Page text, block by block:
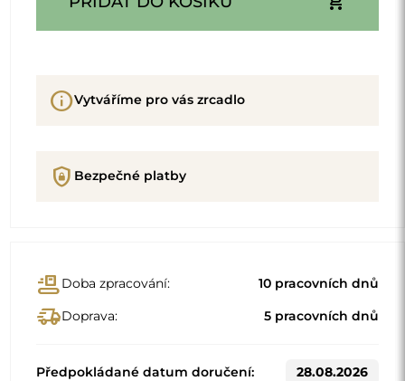
infoVytváříme pro vás zrcadlo
shield_lock Bezpečné platby
conveyor_beltDoba zpracování: 10 pracovních dnů
delivery_truck_speedDoprava: 5 pracovních dnů
Předpokládané datum doručení: 28.08.2026